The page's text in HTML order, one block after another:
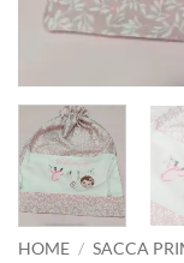
HOME / SACCA